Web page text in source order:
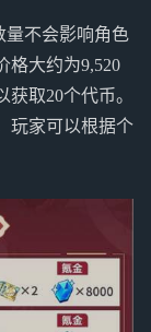
量不会影响角色
格大约为9,520
取20个代币。
玩家可以根据个